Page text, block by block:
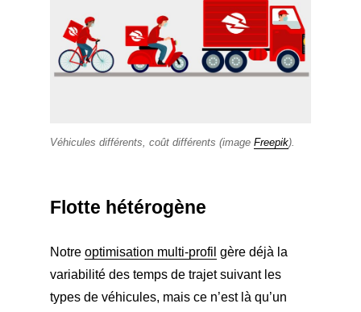
Véhicules différents, coût différents (image Freepik).
Flotte hétérogène
Notre optimisation multi-profil gère déjà la
variabilité des temps de trajet suivant les
types de véhicules, mais ce n’est là qu’un